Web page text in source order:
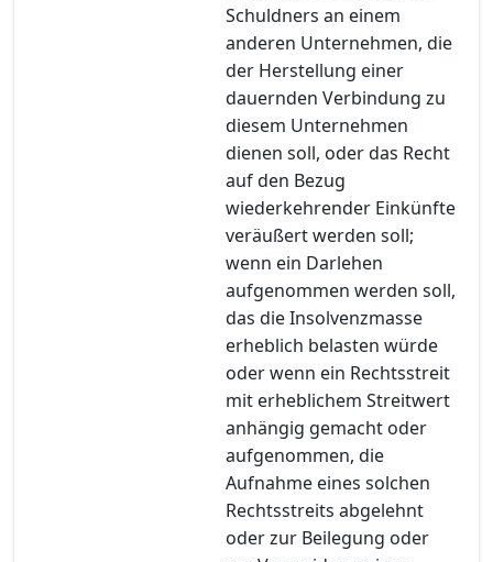
Schuldners an einem
anderen Unternehmen, die
der Herstellung einer
dauernden Verbindung zu
diesem Unternehmen
dienen soll, oder das Recht
auf den Bezug
wiederkehrender Einkünfte
veräußert werden soll;
wenn ein Darlehen
aufgenommen werden soll,
das die Insolvenzmasse
erheblich belasten würde
oder wenn ein Rechtsstreit
mit erheblichem Streitwert
anhängig gemacht oder
aufgenommen, die
Aufnahme eines solchen
Rechtsstreits abgelehnt
oder zur Beilegung oder